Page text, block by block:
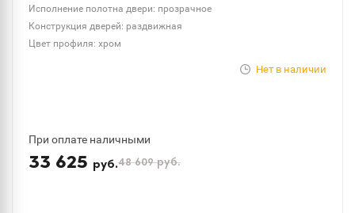
Исполнение полотна двери: прозрачное
Конструкция дверей: раздвижная
Цвет профиля: хром
Нет в наличии
При оплате наличными
33 625 руб.48 609руб.